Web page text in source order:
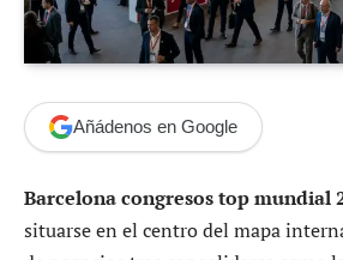
Añádenos en Google
Barcelona congresos top mundial
situarse en el centro del mapa